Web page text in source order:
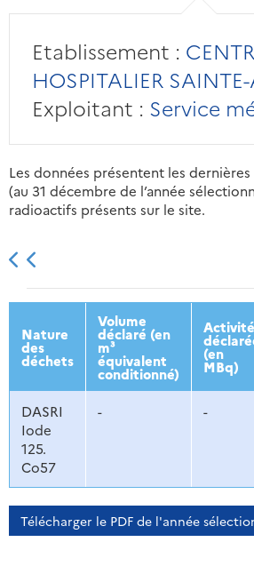
Etablissement :
HOSPITALIER
Exploitant : Service
Les données présentent les
(au 31 décembre de l’année
radioactifs présents sur le site.
2013 2014
Nature
des
déchets
Volume
déclaré (en
m³
équivalent
conditionné)
Activité
(en
MBq)
DASRI
Iode
125.
Co57
- -
Télécharger le PDF de l'année